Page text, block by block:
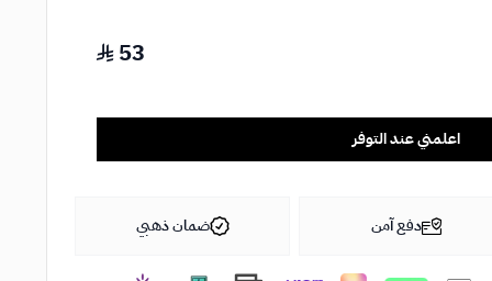
53
اعلمني عند التوفر
دفع آمن ضمان ذهبي